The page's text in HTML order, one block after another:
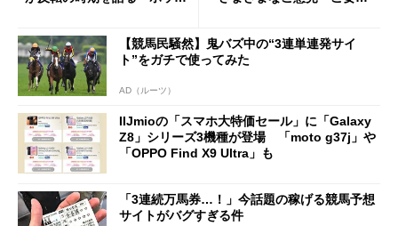
【競馬民騒然】鬼バズ中の“3連単連発サイ
ト”をガチで使ってみた
AD（ルーツ）
IIJmioの「スマホ大特価セール」に「Galaxy
Z8」シリーズ3機種が登場 「moto g37j」や
「OPPO Find X9 Ultra」も
「3連続万馬券…！」今話題の稼げる競馬予想
サイトがバグすぎる件